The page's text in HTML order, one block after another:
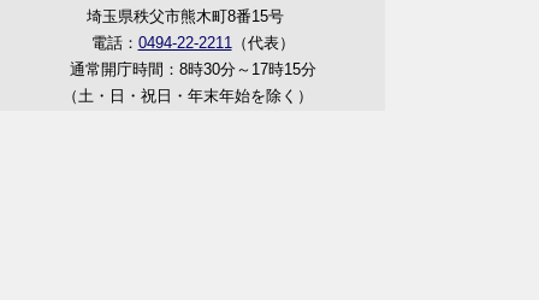
埼玉県秩父市熊木町8番15号
電話： 0494-22-2211
（代表）
通常開庁時間：8時30分～17時15分
（土・日・祝日・年末年始を除く）